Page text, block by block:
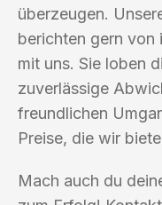
überzeugen.
berichten gern von
mit uns. Sie loben
zuverlässige
freundlichen
Preise, die wir
Mach auch du